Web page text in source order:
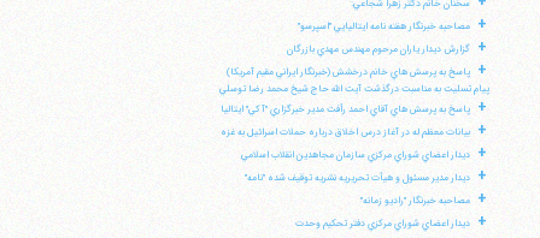
سخنان خانم دكتر زهرا شجاعي:
+ مصاحبه خبرنگار هفته نامه ايتاليايي "اسپرسو"
+ گزارش ديدار ياران مرحوم مهندس مهدي بازرگان
+
پاسخ به پرسش هاي خانم درخشش (خبرنگار ايراني مقيم آمريكا)
پيام تسليت به مناسبت درگذشت آيت الله حاج شيخ محمد رضا توسلي
+ پاسخ به پرسش هاي آقاي احمد رأفت مدير خبرگزاري "آكي" ايتاليا
+ بيانات معظم له در آغاز درس اخلاق درباره حملات اسرائيل به غزه
+ ديدار اعضاي شوراي مركزي سازمان مجاهدين انقلاب اسلامي
+ ديدار مدير مسئول و هيأت تحريريه نشريه توقيف شده "نامه"
+ مصاحبه خبرنگار "راديو زمانه"
+ ديدار اعضاي شوراي مركزي دفتر تحكيم وحدت